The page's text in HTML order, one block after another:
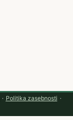
· Politika zasebnosti ·